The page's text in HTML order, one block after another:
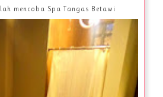
mencoba Spa Tangas Betawi